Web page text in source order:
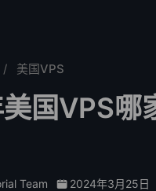
美国VPS
国VPS哪
Team 2024年3月25日